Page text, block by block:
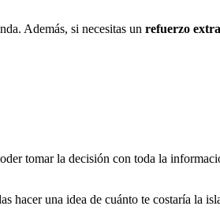
Además, si necesitas un refuerzo extra
tomar la decisión con toda la
hacer una idea de cuánto te costaría la